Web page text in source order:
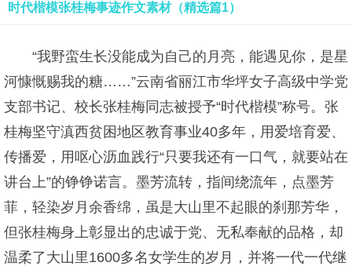
时代楷模张桂梅事迹作文素材（精选篇1）
“我野蛮生长没能成为自己的月亮，能遇见你，是星
河慷慨赐我的糖……”云南省丽江市华坪女子高级中学党
支部书记、校长张桂梅同志被授予“时代楷模”称号。张
桂梅坚守滇西贫困地区教育事业40多年，用爱培育爱、
传播爱，用呕心沥血践行“只要我还有一口气，就要站在
讲台上”的铮铮诺言。墨芳流转，指间绕流年，点墨芳
菲，轻染岁月余香绵，虽是大山里不起眼的刹那芳华，
但张桂梅身上彰显出的忠诚于党、无私奉献的品格，却
温柔了大山里1600多名女学生的岁月，并将一代一代继